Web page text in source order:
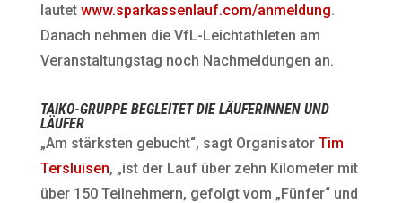
lautet www.sparkassenlauf.com/anmeldung.
Danach nehmen die VfL-Leichtathleten am
Veranstaltungstag noch Nachmeldungen an.
TAIKO-GRUPPE BEGLEITET DIE LÄUFERINNEN UND
LÄUFER
„Am stärksten gebucht“, sagt Organisator Tim
Tersluisen, „ist der Lauf über zehn Kilometer mit
über 150 Teilnehmern, gefolgt vom „Fünfer“ und